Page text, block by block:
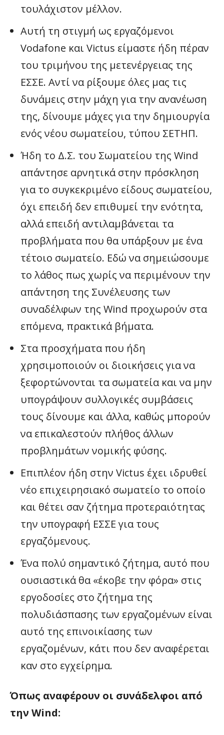
τουλάχιστον μέλλον.
Αυτή τη στιγμή ως εργαζόμενοι
Vodafone και Victus είμαστε ήδη πέραν
του τριμήνου της μετενέργειας της
ΕΣΣΕ. Αντί να ρίξουμε όλες μας τις
δυνάμεις στην μάχη για την ανανέωση
της, δίνουμε μάχες για την δημιουργία
ενός νέου σωματείου, τύπου ΣΕΤΗΠ.
Ήδη το Δ.Σ. του Σωματείου της Wind
απάντησε αρνητικά στην πρόσκληση
για το συγκεκριμένο είδους σωματείου,
όχι επειδή δεν επιθυμεί την ενότητα,
αλλά επειδή αντιλαμβάνεται τα
προβλήματα που θα υπάρξουν με ένα
τέτοιο σωματείο. Εδώ να σημειώσουμε
το λάθος πως χωρίς να περιμένουν την
απάντηση της Συνέλευσης των
συναδέλφων της Wind προχωρούν στα
επόμενα, πρακτικά βήματα.
Στα προσχήματα που ήδη
χρησιμοποιούν οι διοικήσεις για να
ξεφορτώνονται τα σωματεία και να μην
υπογράψουν συλλογικές συμβάσεις
τους δίνουμε και άλλα, καθώς μπορούν
να επικαλεστούν πλήθος άλλων
προβλημάτων νομικής φύσης.
Επιπλέον ήδη στην Victus έχει ιδρυθεί
νέο επιχειρησιακό σωματείο το οποίο
και θέτει σαν ζήτημα προτεραιότητας
την υπογραφή ΕΣΣΕ για τους
εργαζόμενους.
Ένα πολύ σημαντικό ζήτημα, αυτό που
ουσιαστικά θα «έκοβε την φόρα» στις
εργοδοσίες στο ζήτημα της
πολυδιάσπασης των εργαζομένων είναι
αυτό της επινοικίασης των
εργαζομένων, κάτι που δεν αναφέρεται
καν στο εγχείρημα.
Όπως αναφέρουν οι συνάδελφοι από
την Wind: